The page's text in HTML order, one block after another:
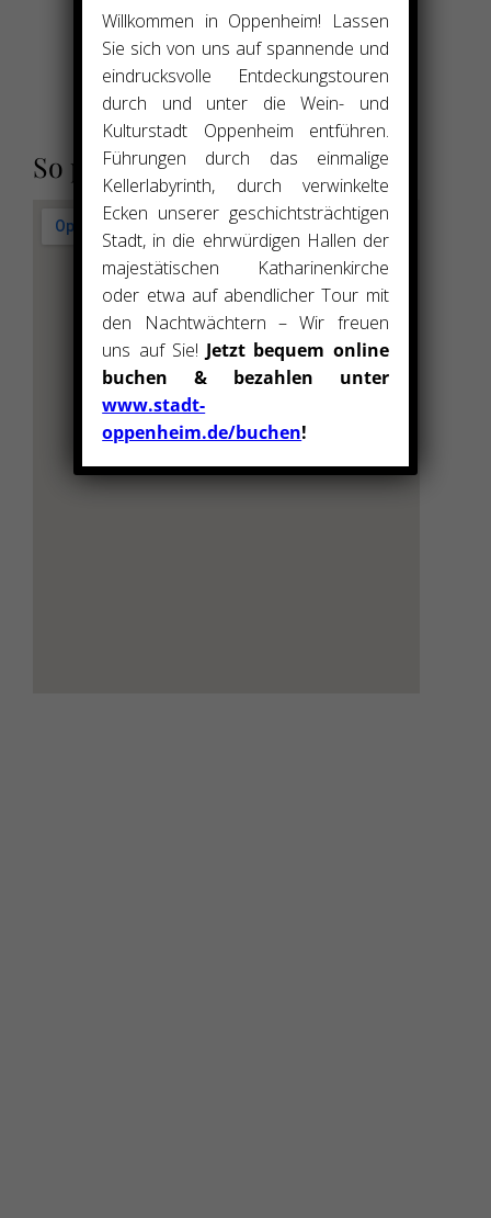
So parken Sie bei uns:
Willkommen in Oppenheim! Lassen
Sie sich von uns auf spannende und
eindrucksvolle Entdeckungstouren
durch und unter die Wein- und
Kulturstadt Oppenheim entführen.
Führungen durch das einmalige
Kellerlabyrinth, durch verwinkelte
Ecken unserer geschichtsträchtigen
Stadt, in die ehrwürdigen Hallen der
majestätischen Katharinenkirche
oder etwa auf abendlicher Tour mit
den Nachtwächtern – Wir freuen
uns auf Sie! Jetzt bequem online
buchen & bezahlen unter
www.stadt-
oppenheim.de/buchen!